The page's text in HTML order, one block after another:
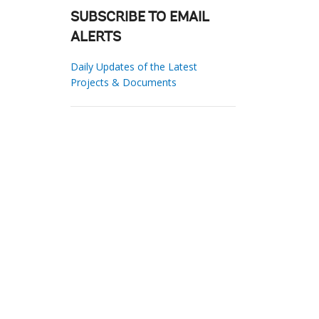
SUBSCRIBE TO EMAIL
ALERTS
Daily Updates of the Latest
Projects & Documents